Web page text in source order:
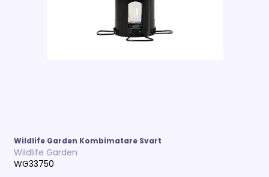
Wildlife Garden Kombimatare Svart
Wildlife Garden
WG33750